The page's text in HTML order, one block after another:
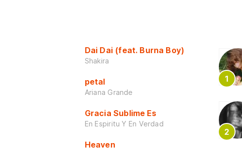
Dai Dai (feat. Burna Boy)
Shakira
petal
Ariana Grande
Gracia Sublime Es
En Espiritu Y En Verdad
Heaven